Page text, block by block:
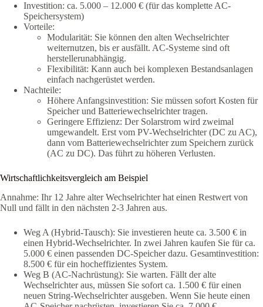
Investition: ca. 5.000 – 12.000 € (für das komplette AC-
Speichersystem)
Vorteile:
Modularität: Sie können den alten Wechselrichter
weiternutzen, bis er ausfällt. AC-Systeme sind oft
herstellerunabhängig.
Flexibilität: Kann auch bei komplexen Bestandsanlagen
einfach nachgerüstet werden.
Nachteile:
Höhere Anfangsinvestition: Sie müssen sofort Kosten für
Speicher und Batteriewechselrichter tragen.
Geringere Effizienz: Der Solarstrom wird zweimal
umgewandelt. Erst vom PV-Wechselrichter (DC zu AC),
dann vom Batteriewechselrichter zum Speichern zurück
(AC zu DC). Das führt zu höheren Verlusten.
Wirtschaftlichkeitsvergleich am Beispiel
Annahme: Ihr 12 Jahre alter Wechselrichter hat einen Restwert von
Null und fällt in den nächsten 2-3 Jahren aus.
Weg A (Hybrid-Tausch): Sie investieren heute ca. 3.500 € in
einen Hybrid-Wechselrichter. In zwei Jahren kaufen Sie für ca.
5.000 € einen passenden DC-Speicher dazu. Gesamtinvestition:
8.500 € für ein hocheffizientes System.
Weg B (AC-Nachrüstung): Sie warten. Fällt der alte
Wechselrichter aus, müssen Sie sofort ca. 1.500 € für einen
neuen String-Wechselrichter ausgeben. Wenn Sie heute einen